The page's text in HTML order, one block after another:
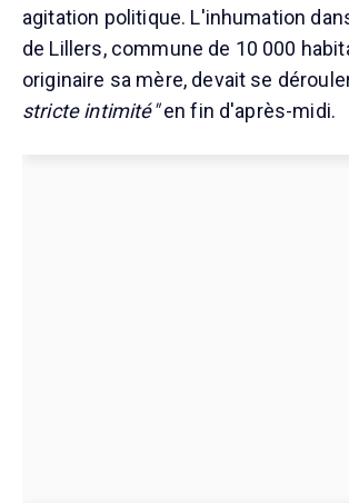
agitation politique. L'inhumation
de Lillers, commune de 10 000
originaire sa mère, devait se
stricte intimité"en fin d'après-midi.